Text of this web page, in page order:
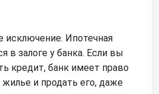
исключение. Ипотечная
в залоге у банка. Если вы
кредит, банк имеет право
жилье и продать его, даже